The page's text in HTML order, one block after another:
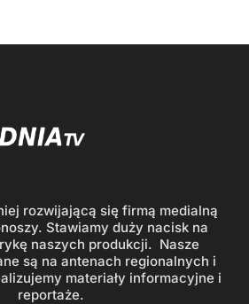
rozwijającą się firmą medialną
Stawiamy duży nacisk na
naszych produkcji. Nasze
są na antenach regionalnych i
materiały informacyjne i
reportaże.